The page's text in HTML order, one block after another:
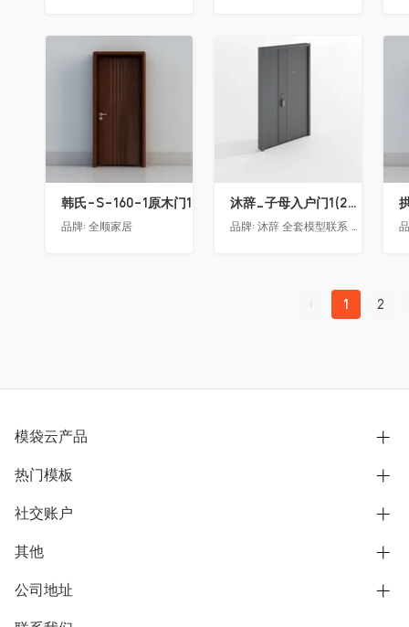
收藏
韩氏-S-160-1原木门1
品牌: 全顺家居
沐辞_子母入户门1(2021)
品牌: 沐辞 全套模型联系 Vx:Muci0003
1 2
模袋云产品
别墅设计营销
模型协同展示分享
别墅社区
热门模板
欧式别墅
中式别墅
社交账户
B站
抖音
微信公众号
其他
用户服务协议
隐私政策
公司地址